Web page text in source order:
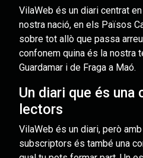
VilaWeb és un diari centrat
nostra nació, en els Països
sobre tot allò que passa
confonem quina és la nostra
Guardamar i de Fraga a Maó.
Un diari que és una
lectors
VilaWeb és un diari, però
subscriptors és també una